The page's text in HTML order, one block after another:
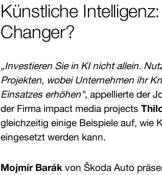
Künstliche
Changer?
„Investieren Sie in KI nicht allein.
Projekten, wobei Unternehmen ihr
Einsatzes erhöhen", appellierte der
der Firma impact media projects
gleichzeitig einige Beispiele auf, wie
eingesetzt werden kann.
Mojmír Barák von Škoda Auto